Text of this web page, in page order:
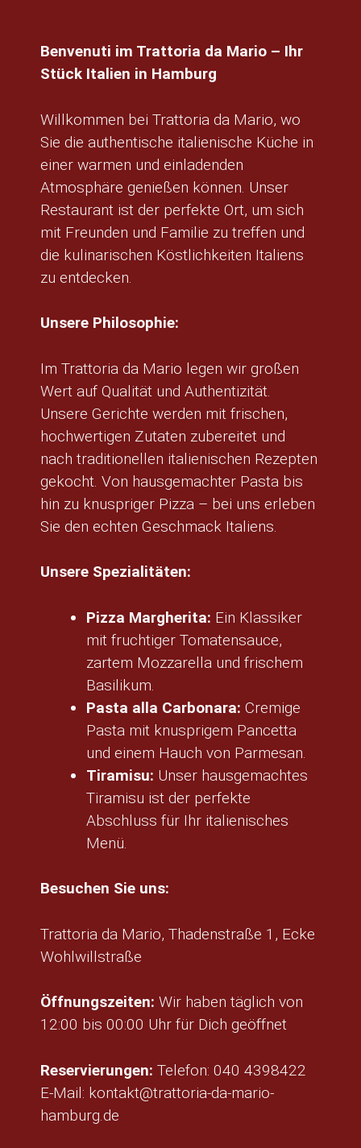
Benvenuti im Trattoria da Mario – Ihr
Stück Italien in Hamburg
Willkommen bei Trattoria da Mario, wo
Sie die authentische italienische Küche in
einer warmen und einladenden
Atmosphäre genießen können. Unser
Restaurant ist der perfekte Ort, um sich
mit Freunden und Familie zu treffen und
die kulinarischen Köstlichkeiten Italiens
zu entdecken.
Unsere Philosophie:
Im Trattoria da Mario legen wir großen
Wert auf Qualität und Authentizität.
Unsere Gerichte werden mit frischen,
hochwertigen Zutaten zubereitet und
nach traditionellen italienischen Rezepten
gekocht. Von hausgemachter Pasta bis
hin zu knuspriger Pizza – bei uns erleben
Sie den echten Geschmack Italiens.
Unsere Spezialitäten:
Pizza Margherita: Ein Klassiker
mit fruchtiger Tomatensauce,
zartem Mozzarella und frischem
Basilikum.
Pasta alla Carbonara: Cremige
Pasta mit knusprigem Pancetta
und einem Hauch von Parmesan.
Tiramisu: Unser hausgemachtes
Tiramisu ist der perfekte
Abschluss für Ihr italienisches
Menü.
Besuchen Sie uns:
Trattoria da Mario, Thadenstraße 1, Ecke
Wohlwillstraße
Öffnungszeiten: Wir haben täglich von
12:00 bis 00:00 Uhr für Dich geöffnet
Reservierungen: Telefon: 040 4398422
E-Mail: kontakt@trattoria-da-mario-
hamburg.de